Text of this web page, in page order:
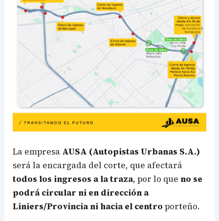
La empresa AUSA (Autopistas Urbanas S.A.)
será la encargada del corte, que afectará
todos los ingresos a la traza, por lo queno se
podrá circular ni en dirección a
Liniers/Provincia ni hacia el centro porteño.